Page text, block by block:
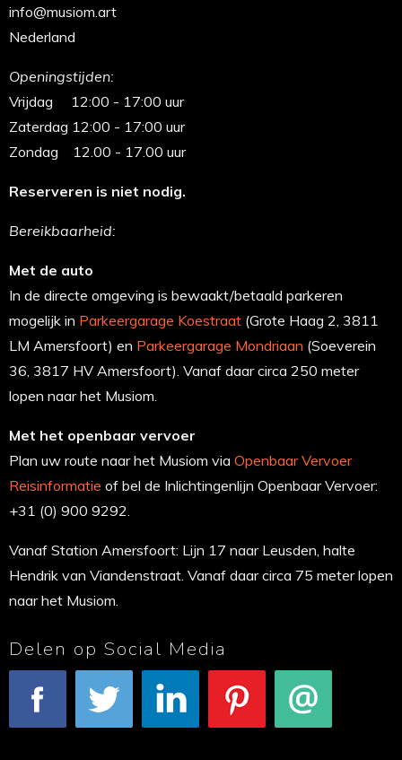
info@musiom.art
Nederland
Openingstijden:
Vrijdag 12:00 - 17:00 uur
Zaterdag 12:00 - 17:00 uur
Zondag 12.00 - 17.00 uur
Reserveren is niet nodig.
Bereikbaarheid:
Met de auto
In de directe omgeving is bewaakt/betaald parkeren
mogelijk in Parkeergarage Koestraat (Grote Haag 2, 3811
LM Amersfoort) en Parkeergarage Mondriaan (Soeverein
36, 3817 HV Amersfoort). Vanaf daar circa 250 meter
lopen naar het Musiom.
Met het openbaar vervoer
Plan uw route naar het Musiom via Openbaar Vervoer
Reisinformatie of bel de Inlichtingenlijn Openbaar Vervoer:
+31 (0) 900 9292.
Vanaf Station Amersfoort: Lijn 17 naar Leusden, halte
Hendrik van Viandenstraat. Vanaf daar circa 75 meter lopen
naar het Musiom.
Delen op Social Media